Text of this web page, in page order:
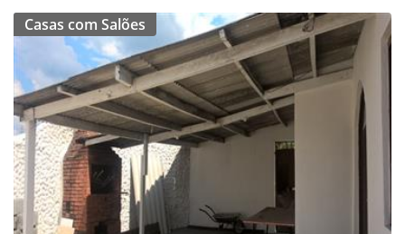
Casas com Salões